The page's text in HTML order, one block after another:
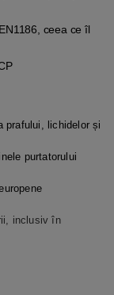
ceea ce îl
prafului, lichidelor și
purtatorului
inclusiv în